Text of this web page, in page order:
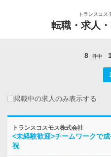
トランスコス
転職・求人
8 件中
1
掲載中の求人のみ表示する
トランスコスモス株式会社
<未経験歓迎>チームワークで
祝